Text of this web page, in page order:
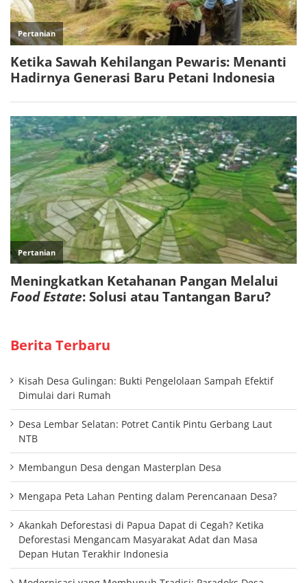
Berita Terbaru
Kisah Desa Gulingan: Bukti Pengelolaan Sampah Efektif
Dimulai dari Rumah
Desa Lembar Selatan: Potret Cantik Pintu Gerbang Laut
NTB
Membangun Desa dengan Masterplan Desa
Mengapa Peta Lahan Penting dalam Perencanaan Desa?
Akankah Deforestasi di Papua Dapat di Cegah? Ketika
Deforestasi Mengancam Masyarakat Adat dan Masa
Depan Hutan Terakhir Indonesia